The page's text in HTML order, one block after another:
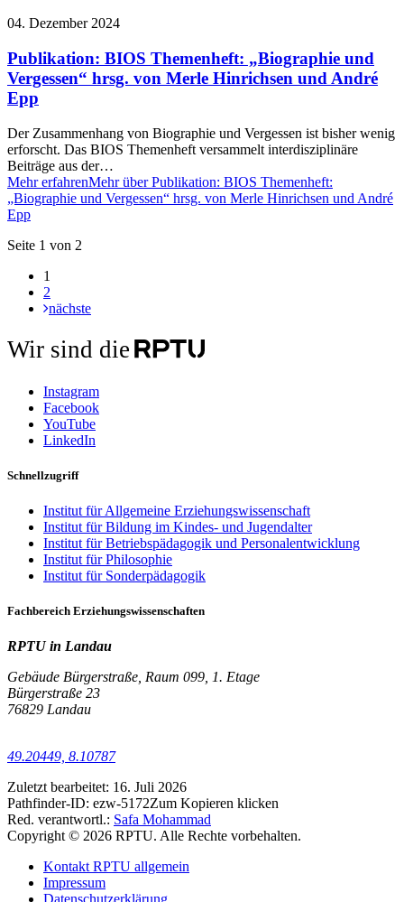
04. Dezember 2024
Publikation: BIOS Themenheft: „Biographie und
Vergessen“ hrsg. von Merle Hinrichsen und André
Epp
Der Zusammenhang von Biographie und Vergessen ist bisher wenig
erforscht. Das BIOS Themenheft versammelt interdisziplinäre
Beiträge aus der…
Mehr erfahrenMehr über Publikation: BIOS Themenheft:
„Biographie und Vergessen“ hrsg. von Merle Hinrichsen und André
Epp
Seite 1 von 2
1
2
nächste
Wir sind die
Instagram
Facebook
YouTube
LinkedIn
Schnellzugriff
Institut für Allgemeine Erziehungswissenschaft
Institut für Bildung im Kindes- und Jugendalter
Institut für Betriebspädagogik und Personalentwicklung
Institut für Philosophie
Institut für Sonderpädagogik
Fachbereich Erziehungswissenschaften
RPTU in Landau
Gebäude Bürgerstraße, Raum 099, 1. Etage
Bürgerstraße 23
76829 Landau
49.20449, 8.10787
Zuletzt bearbeitet: 16. Juli 2026
Pathfinder-ID: ezw-5172Zum Kopieren klicken
Red. verantwortl.: Safa Mohammad
Copyright © 2026 RPTU. Alle Rechte vorbehalten.
Kontakt RPTU allgemein
Impressum